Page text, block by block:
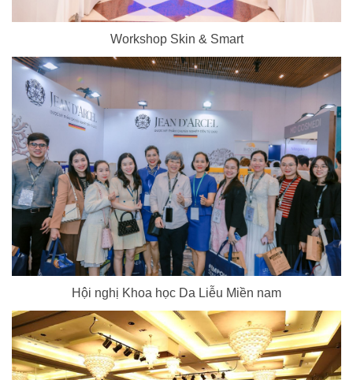
Workshop Skin & Smart
Hội nghị Khoa học Da Liễu Miền nam